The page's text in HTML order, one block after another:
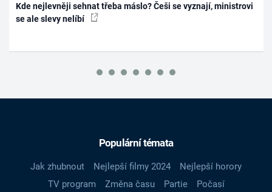
Kde nejlevněji sehnat třeba máslo? Češi se vyznají, ministrovi
se ale slevy nelíbí
Populární témata
Jak zhubnout Nejlepší filmy 2024
Nejlepší horory
TV program
Změna času Partie
Počasí